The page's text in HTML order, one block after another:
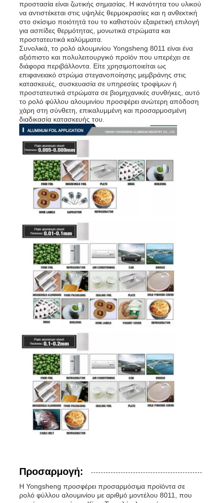
προστασία είναι ζωτικής σημασίας. Η ικανότητα του υλικού
να αντιστέκεται στις υψηλές θερμοκρασίες και η ανθεκτική
στο σκίσιμο ποιότητά του το καθιστούν εξαιρετική επιλογή
για ασπίδες θερμότητας, μονωτικά στρώματα και
προστατευτικά καλύμματα.
Συνολικά, το ρολό αλουμινίου Yongsheng 8011 είναι ένα
αξιόπιστο και πολυλειτουργικό προϊόν που υπερέχει σε
διάφορα περιβάλλοντα. Είτε χρησιμοποιείται ως
επιφανειακό στρώμα στεγανοποίησης μεμβράνης στις
κατασκευές, συσκευασία σε υπηρεσίες τροφίμων ή
προστατευτικά στρώματα σε βιομηχανικές συνθήκες, αυτό
το ρολό φύλλου αλουμινίου προσφέρει ανώτερη απόδοση
χάρη στη σύνθετη, επικαλυμμένη και προσαρμοσμένη
διαδικασία κατασκευής του.
Προσαρμογή:
Η Yongsheng προσφέρει προσαρμόσιμα προϊόντα σε
ρολό φύλλου αλουμινίου με αριθμό μοντέλου 8011, που